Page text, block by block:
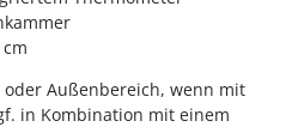
Außenbereich, wenn mit
in Kombination mit einem